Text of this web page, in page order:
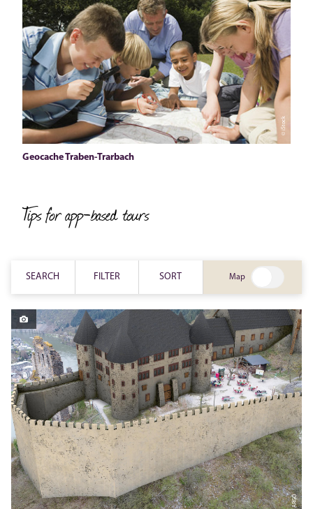
© iStock
Geocache Traben-Trarbach
Tips for app-based tours
SEARCH FILTER SORT Map
ARGO